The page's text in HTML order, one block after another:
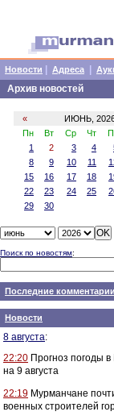
Новости Адреса
Архив новостей
« ИЮНЬ,
Пн
Вт Ср Чт
1
2 3 4
8
9 10 11
15
16 17 18
22
23 24 25
29
30
Поиск по новостям:
Последние комментарии
Новости
8 августа:
22:20 Прогноз погоды
на 9 августа
22:19 Мурманчане
военных строителей